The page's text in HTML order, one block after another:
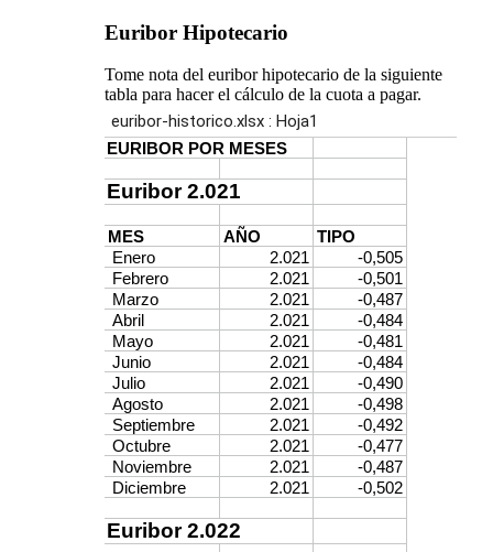
Euribor Hipotecario
Tome nota del euribor hipotecario de la siguiente
tabla para hacer el cálculo de la cuota a pagar.